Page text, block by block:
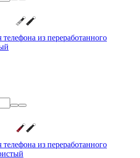
телефона из переработанного
телефона из переработанного